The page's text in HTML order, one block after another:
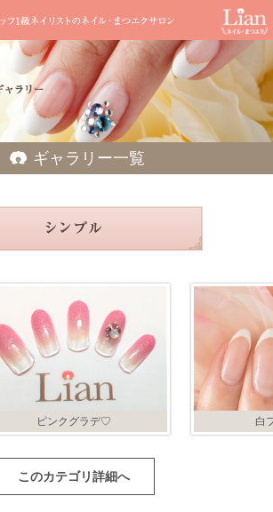
ギャラリー一覧
ピンクグラデ♡ 白
このカテゴリ詳細へ